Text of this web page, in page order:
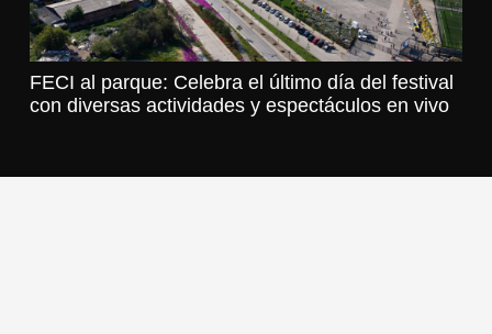
FECI al parque: Celebra el último día del festival
con diversas actividades y espectáculos en vivo